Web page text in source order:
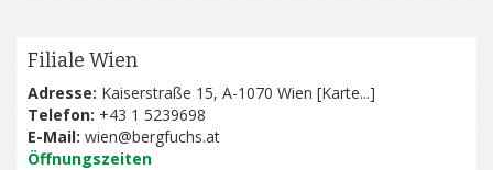
Filiale Wien
Adresse: Kaiserstraße 15, A-1070 Wien [Karte...]
Telefon: +43 1 5239698
E-Mail: wien@bergfuchs.at
Öffnungszeiten